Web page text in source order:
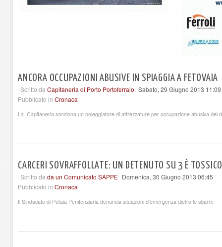
ANCORA OCCUPAZIONI ABUSIVE IN SPIAGGIA A FETOVAIA
Scritto da Capitaneria di Porto Portoferraio Sabato, 29 Giugno 2013 11:09
Pubblicato in Cronaca
La Capitaneria sanziona un noleggiatore di attrezzature per occupazione abusiva del
CARCERI SOVRAFFOLLATE: UN DETENUTO SU 3 È
Scritto da da un Comunicato SAPPE Domenica, 30 Giugno 2013 06:45
Pubblicato in Cronaca
Il Sindacato di Polizia Penitenziaria denuncia situazioni d'emergenza dietro le sbarre